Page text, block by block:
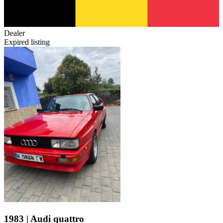
Dealer
Expired listing
1983 | Audi quattro